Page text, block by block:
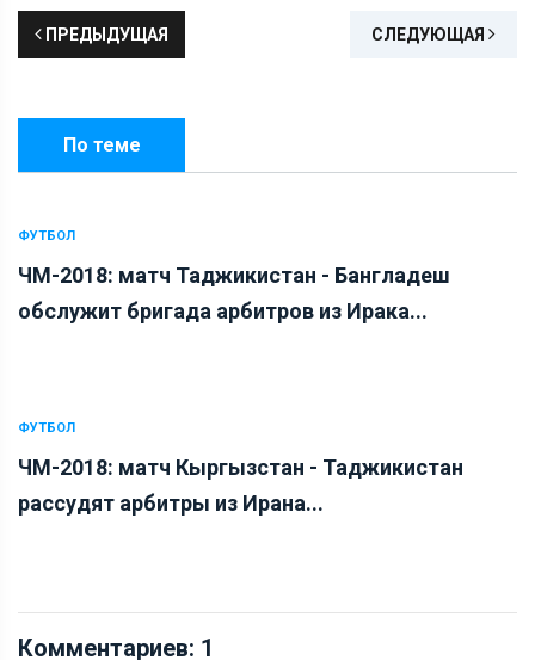
ПРЕДЫДУЩАЯ СЛЕДУЮЩАЯ
По теме
ФУТБОЛ
ЧМ-2018: матч Таджикистан - Бангладеш
обслужит бригада арбитров из Ирака...
ФУТБОЛ
ЧМ-2018: матч Кыргызстан - Таджикистан
рассудят арбитры из Ирана...
Комментариев: 1